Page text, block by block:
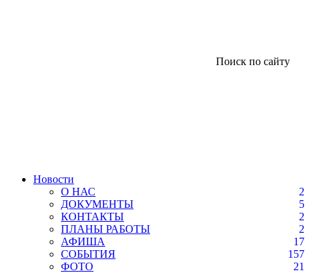
Поиск по сайту
Новости
О НАС
2
ДОКУМЕНТЫ
5
КОНТАКТЫ
2
ПЛАНЫ РАБОТЫ
2
АФИША
17
СОБЫТИЯ
157
ФОТО
21